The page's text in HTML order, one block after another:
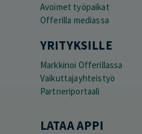
Avoimet työpaikat
Offerilla mediassa
YRITYKSILLE
Markkinoi Offerillassa
Vaikuttajayhteistyö
Partneriportaali
LATAA APPI